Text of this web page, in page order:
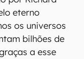
eterno
os universos
bilhões de
a esse